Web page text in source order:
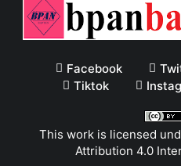
Facebook
Tiktok
This work is licensed
Attribution 4.0